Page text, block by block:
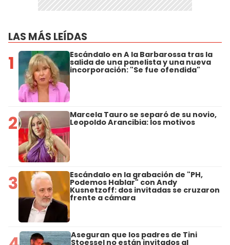
LAS MÁS LEÍDAS
1 Escándalo en A la Barbarossa tras la
salida de una panelista y una nueva
incorporación: "Se fue ofendida"
2 Marcela Tauro se separó de su novio,
Leopoldo Arancibia: los motivos
3 Escándalo en la grabación de "PH,
Podemos Hablar" con Andy
Kusnetzoff: dos invitadas se cruzaron
frente a cámara
Aseguran que los padres de Tini
Stoessel no están invitados al